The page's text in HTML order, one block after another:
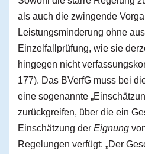
als auch die zwingende
Leistungsminderung ohne
Einzelfallprüfung, wie sie
hingegen nicht
177). Das BVerfG muss bei
eine sogenannte
zurückgreifen, über die ein
Einschätzung der Eignung
Regelungen verfügt: „Der